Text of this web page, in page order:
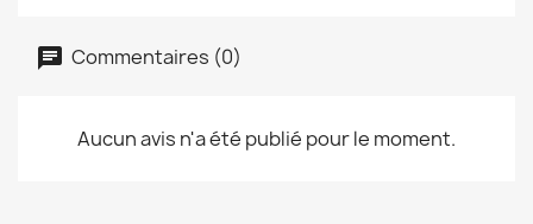
Commentaires (0)
Aucun avis n'a été publié pour le moment.